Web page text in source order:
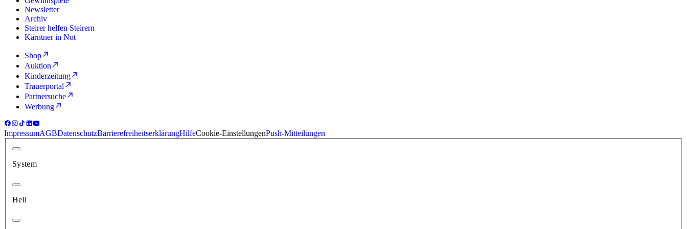
Newsletter
Archiv
Steirer helfen Steirern
Kärntner in Not
Shop
Auktion
Kinderzeitung
Trauerportal
Partnersuche
Werbung
ImpressumAGBDatenschutzBarrierefreiheitserklärungHilfeCookie-EinstellungenPush-Mitteilungen
System
Hell